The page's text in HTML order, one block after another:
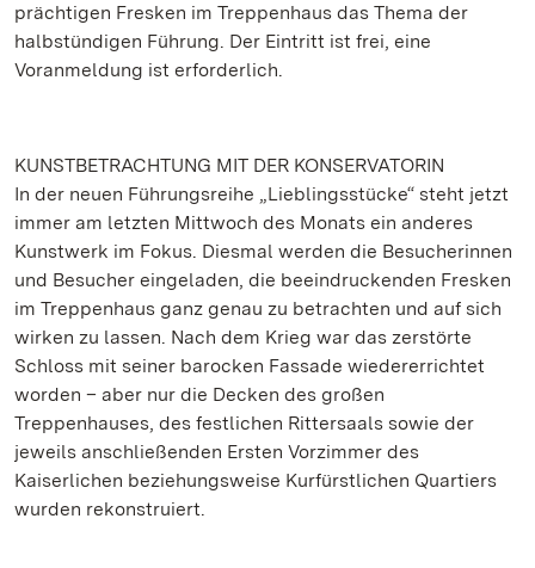
prächtigen Fresken im Treppenhaus das Thema der
halbstündigen Führung. Der Eintritt ist frei, eine
Voranmeldung ist erforderlich.
KUNSTBETRACHTUNG MIT DER KONSERVATORIN
In der neuen Führungsreihe „Lieblingsstücke“ steht jetzt
immer am letzten Mittwoch des Monats ein anderes
Kunstwerk im Fokus. Diesmal werden die Besucherinnen
und Besucher eingeladen, die beeindruckenden Fresken
im Treppenhaus ganz genau zu betrachten und auf sich
wirken zu lassen. Nach dem Krieg war das zerstörte
Schloss mit seiner barocken Fassade wiedererrichtet
worden – aber nur die Decken des großen
Treppenhauses, des festlichen Rittersaals sowie der
jeweils anschließenden Ersten Vorzimmer des
Kaiserlichen beziehungsweise Kurfürstlichen Quartiers
wurden rekonstruiert.